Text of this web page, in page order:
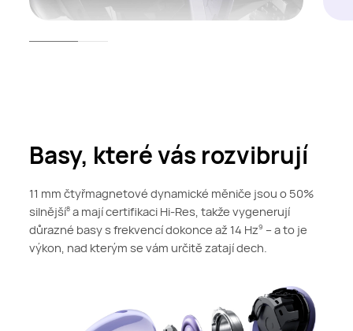
Basy, které vás rozvibrují
11 mm čtyřmagnetové dynamické měniče jsou o 50%
silnější8 a mají certifikaci Hi-Res, takže vygenerují
důrazné basy s frekvencí dokonce až 14 Hz9 – a to je
výkon, nad kterým se vám určitě zatají dech.